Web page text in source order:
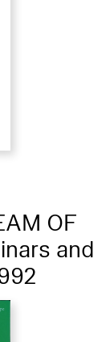
OF
and